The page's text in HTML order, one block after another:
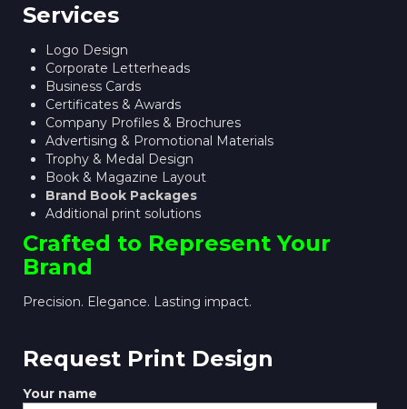
Services
Logo Design
Corporate Letterheads
Business Cards
Certificates & Awards
Company Profiles & Brochures
Advertising & Promotional Materials
Trophy & Medal Design
Book & Magazine Layout
Brand Book Packages
Additional print solutions
Crafted to Represent Your
Brand
Precision. Elegance. Lasting impact.
Request Print Design
Your name